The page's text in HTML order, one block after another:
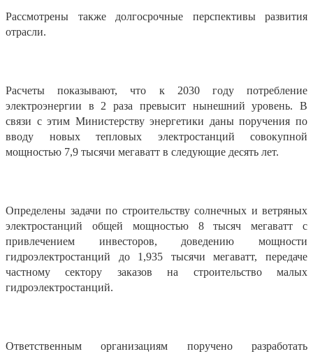
Рассмотрены также долгосрочные перспективы развития
отрасли.
Расчеты показывают, что к 2030 году потребление
электроэнергии в 2 раза превысит нынешний уровень. В
связи с этим Министерству энергетики даны поручения по
вводу новых тепловых электростанций совокупной
мощностью 7,9 тысячи мегаватт в следующие десять лет.
Определены задачи по строительству солнечных и ветряных
электростанций общей мощностью 8 тысяч мегаватт с
привлечением инвесторов, доведению мощности
гидроэлектростанций до 1,935 тысячи мегаватт, передаче
частному сектору заказов на строительство малых
гидроэлектростанций.
Ответственным организациям поручено разработать